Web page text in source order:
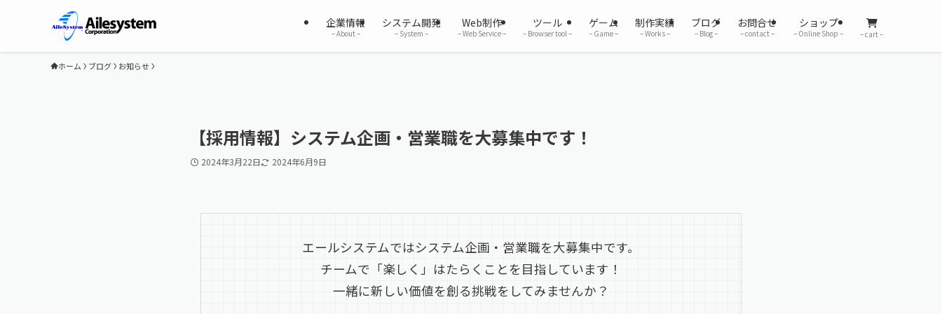
企業情報
– About –
システム開発
– System –
Web制作
– Web Service –
ツール
– Browser tool –
ゲーム
– Game –
制作実績
– Works –
ブログ
– Blog –
お問合せ
– contact –
ショップ
– Online Shop – – cart –
ホーム ブログ お知らせ
【採用情報】システム企画・営業職を大募集中です！
2024年3月22日 2024年6月9日
エールシステムではシステム企画・営業職を大募集中です。
チームで「楽しく」はたらくことを目指しています！
一緒に新しい価値を創る挑戦をしてみませんか？